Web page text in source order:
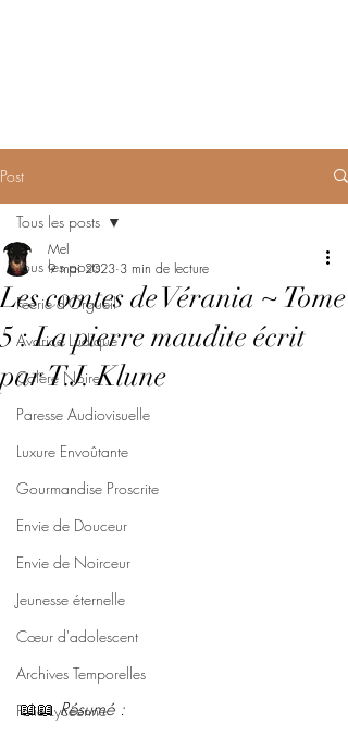
Post
Tous les posts
Féerie d'Orgueil
Avarice Ludique
Colère Noire
Paresse Audiovisuelle
Luxure Envoûtante
Gourmandise Proscrite
Envie de Douceur
Envie de Noirceur
Jeunesse éternelle
Cœur d'adolescent
Archives Temporelles
Folie Lycéenne
Tous les posts
Les comtes de Vérania ~ Tome
5 : La pierre maudite écrit
par T.J. Klune
Mel
9 mai 2023 3 min de lecture
📖📖 Résumé :